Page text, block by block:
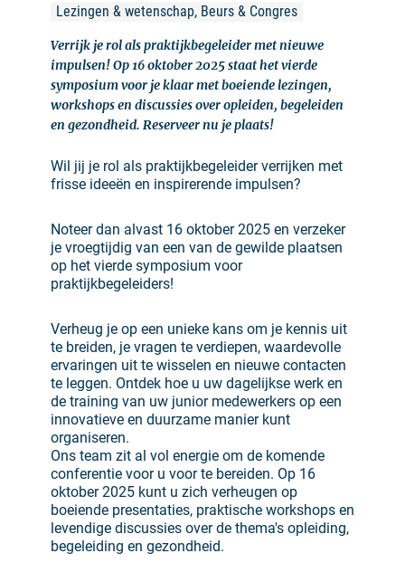
Lezingen & wetenschap, Beurs & Congres
Verrijk je rol als praktijkbegeleider met nieuwe
impulsen! Op 16 oktober 2025 staat het vierde
symposium voor je klaar met boeiende lezingen,
workshops en discussies over opleiden, begeleiden
en gezondheid. Reserveer nu je plaats!
Wil jij je rol als praktijkbegeleider verrijken met
frisse ideeën en inspirerende impulsen?
Noteer dan alvast 16 oktober 2025 en verzeker
je vroegtijdig van een van de gewilde plaatsen
op het vierde symposium voor
praktijkbegeleiders!
Verheug je op een unieke kans om je kennis uit
te breiden, je vragen te verdiepen, waardevolle
ervaringen uit te wisselen en nieuwe contacten
te leggen. Ontdek hoe u uw dagelijkse werk en
de training van uw junior medewerkers op een
innovatieve en duurzame manier kunt
organiseren.
Ons team zit al vol energie om de komende
conferentie voor u voor te bereiden. Op 16
oktober 2025 kunt u zich verheugen op
boeiende presentaties, praktische workshops en
levendige discussies over de thema's opleiding,
begeleiding en gezondheid.